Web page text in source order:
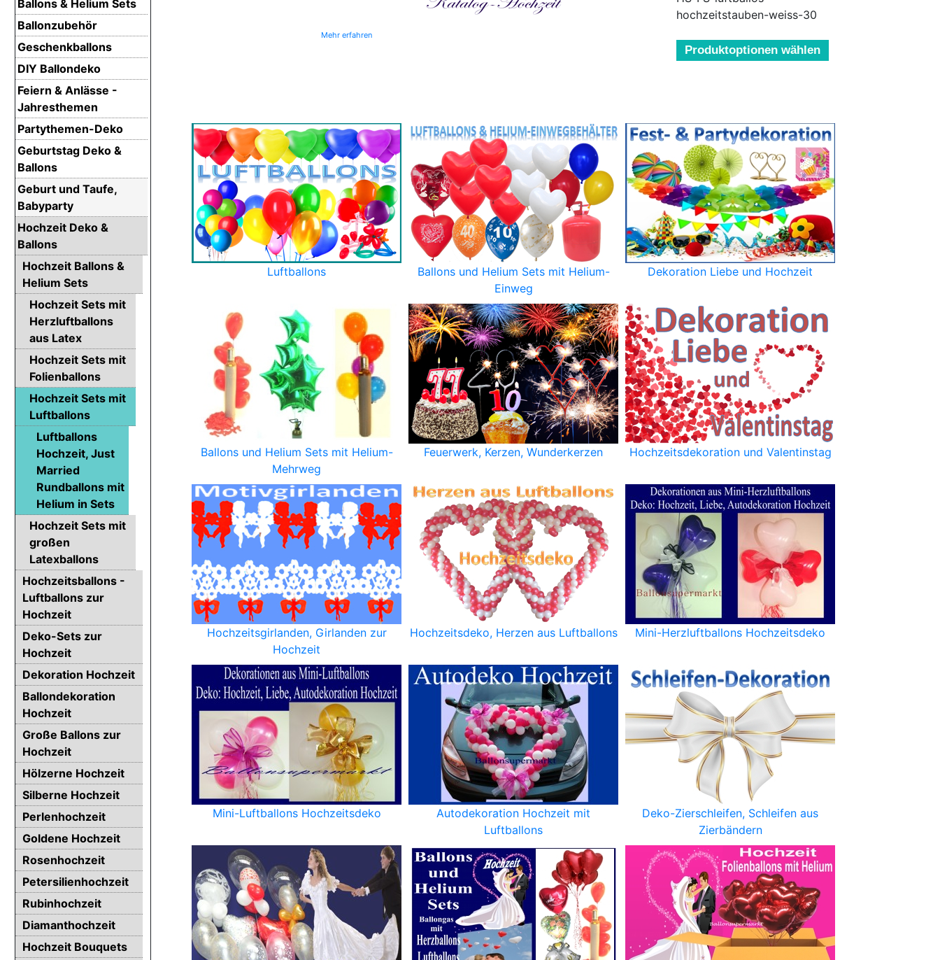
Mehr erfahren
hochzeitstauben-weiss-30
Produktoptionen wählen
Luftballons
Ballons und Helium Sets mit Helium-
Einweg
Dekoration Liebe und Hochzeit
Ballons und Helium Sets mit Helium-
Mehrweg
Feuerwerk, Kerzen, Wunderkerzen Hochzeitsdekoration und Valentinstag
Hochzeitsgirlanden, Girlanden zur
Hochzeit
Hochzeitsdeko, Herzen aus Luftballons Mini-Herzluftballons Hochzeitsdeko
Mini-Luftballons Hochzeitsdeko
Autodekoration Hochzeit mit
Luftballons
Deko-Zierschleifen, Schleifen aus
Zierbändern
Ballons & Helium Sets
Ballonzubehör
Geschenkballons
DIY Ballondeko
Feiern & Anlässe -
Jahresthemen
Partythemen-Deko
Geburtstag Deko &
Ballons
Geburt und Taufe,
Babyparty
Hochzeit Deko &
Ballons
Hochzeit Ballons &
Helium Sets
Hochzeit Sets mit
Herzluftballons
aus Latex
Hochzeit Sets mit
Folienballons
Hochzeit Sets mit
Luftballons
Luftballons
Hochzeit, Just
Married
Rundballons mit
Helium in Sets
Hochzeit Sets mit
großen
Latexballons
Hochzeitsballons -
Luftballons zur
Hochzeit
Deko-Sets zur
Hochzeit
Dekoration Hochzeit
Ballondekoration
Hochzeit
Große Ballons zur
Hochzeit
Hölzerne Hochzeit
Silberne Hochzeit
Perlenhochzeit
Goldene Hochzeit
Rosenhochzeit
Petersilienhochzeit
Rubinhochzeit
Diamanthochzeit
Hochzeit Bouquets